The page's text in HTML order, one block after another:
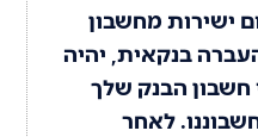
ישירות מחשבון
בנקאית, יהיה
חשבון הבנק שלך
לאחר